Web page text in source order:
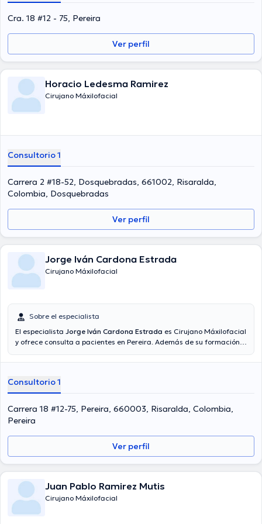
Cra. 18 #12 - 75, Pereira
Ver perfil
Horacio Ledesma Ramirez
Cirujano Máxilofacial
Consultorio 1
Carrera 2 #18-52, Dosquebradas, 661002, Risaralda,
Colombia, Dosquebradas
Ver perfil
Jorge Iván Cardona Estrada
Cirujano Máxilofacial
Sobre el especialista
El especialista Jorge Iván Cardona Estrada es Cirujano Máxilofacial
y ofrece consulta a pacientes en Pereira. Además de su formación
en su área de especialidad. El médico cuenta con muchos años de
participado como miembro de diversas asociaciones médicas.
Jorge Iván Cardona Estrada ha intervenido en cuantiosas
conferencias con miras a tener una formación continua en su
ámbito de especialización y ha publicado importantes artículos. Por
último, el especialista puede hablar Español en su consultorio.
Consultorio 1
Carrera 18 #12-75, Pereira, 660003, Risaralda, Colombia,
Pereira
Ver perfil
Juan Pablo Ramirez Mutis
Cirujano Máxilofacial